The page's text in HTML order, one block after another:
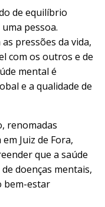
de equilíbrio
pessoa.
pressões da vida,
com os outros e de
mental é
e a qualidade de
renomadas
Juiz de Fora,
que a saúde
doenças mentais,
bem-estar